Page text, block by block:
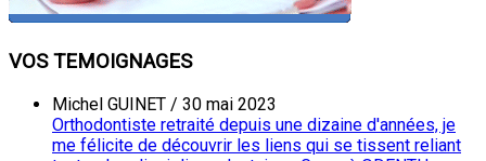
VOS TEMOIGNAGES
Michel GUINET / 30 mai 2023
Orthodontiste retraité depuis une dizaine d'années, je
me félicite de découvrir les liens qui se tissent reliant